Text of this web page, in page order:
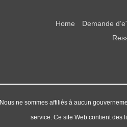
Home Demande
Nous ne sommes affiliés à aucun
service. Ce site Web contient des